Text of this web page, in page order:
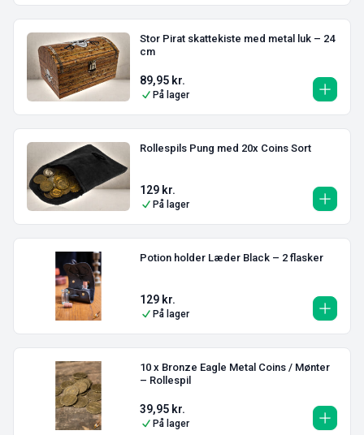
Stor Pirat skattekiste med metal luk – 24
cm
89,95 kr.
På lager
Rollespils Pung med 20x Coins Sort
129 kr.
På lager
Potion holder Læder Black – 2 flasker
129 kr.
På lager
10 x Bronze Eagle Metal Coins / Mønter
– Rollespil
39,95 kr.
På lager